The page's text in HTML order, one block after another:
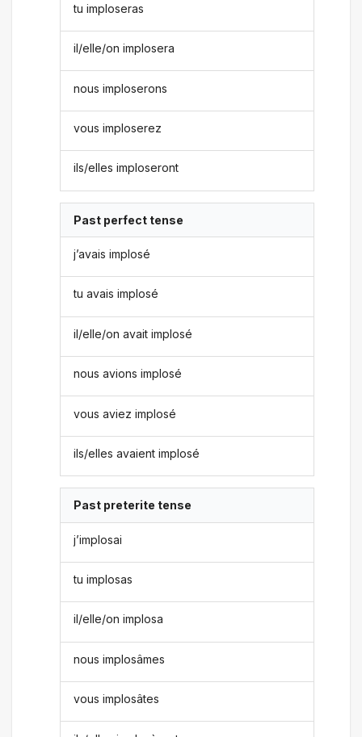
tu imploseras
il/elle/on implosera
nous imploserons
vous imploserez
ils/elles imploseront
Past perfect tense
j’avais implosé
tu avais implosé
il/elle/on avait implosé
nous avions implosé
vous aviez implosé
ils/elles avaient implosé
Past preterite tense
j’implosai
tu implosas
il/elle/on implosa
nous implosâmes
vous implosâtes